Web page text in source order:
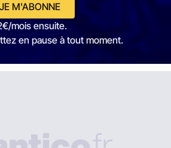
JE M'ABONNE
mois ensuite.
en pause à tout moment.